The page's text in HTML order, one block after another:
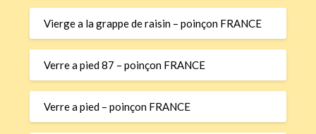
Vierge a la grappe de raisin – poinçon FRANCE
Verre a pied 87 – poinçon FRANCE
Verre a pied – poinçon FRANCE